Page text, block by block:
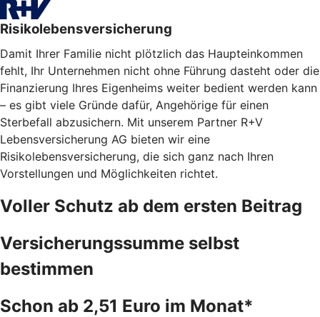
Risikolebensversicherung
Damit Ihrer Familie nicht plötzlich das Haupteinkommen
fehlt, Ihr Unternehmen nicht ohne Führung dasteht oder die
Finanzierung Ihres Eigenheims weiter bedient werden kann
– es gibt viele Gründe dafür, Angehörige für einen
Sterbefall abzusichern. Mit unserem Partner R+V
Lebensversicherung AG bieten wir eine
Risikolebensversicherung, die sich ganz nach Ihren
Vorstellungen und Möglichkeiten richtet.
Voller Schutz ab dem ersten Beitrag
Versicherungssumme selbst
bestimmen
Schon ab 2,51 Euro im Monat*